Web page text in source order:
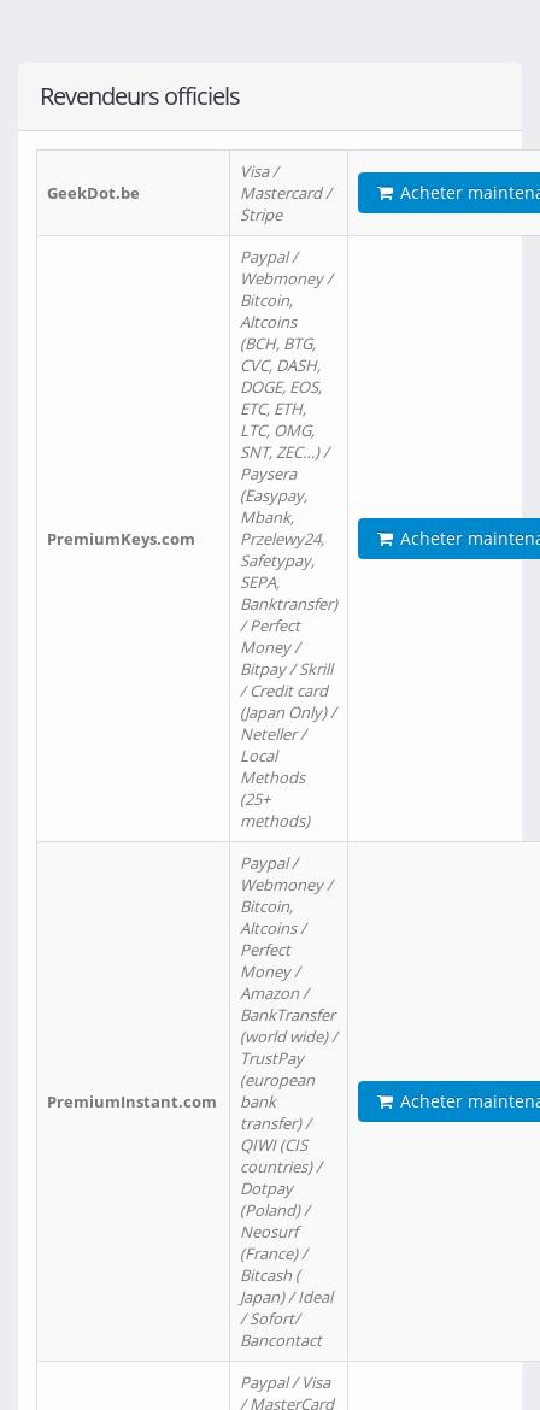
Revendeurs officiels
GeekDot.be
Visa /
Mastercard /
Stripe
Acheter
PremiumKeys.com
Paypal /
Webmoney /
Bitcoin,
Altcoins
(BCH, BTG,
CVC, DASH,
DOGE, EOS,
ETC, ETH,
LTC, OMG,
SNT, ZEC…) /
Paysera
(Easypay,
Mbank,
Przelewy24,
Safetypay,
SEPA,
Banktransfer)
/ Perfect
Money /
Bitpay / Skrill
/ Credit card
(Japan Only) /
Neteller /
Local
Methods
(25+
methods)
Acheter
PremiumInstant.com
Paypal /
Webmoney /
Bitcoin,
Altcoins /
Perfect
Money /
Amazon /
BankTransfer
(world wide) /
TrustPay
(european
bank
transfer) /
QIWI (CIS
countries) /
Dotpay
(Poland) /
Neosurf
(France) /
Bitcash (
Japan) / Ideal
/ Sofort/
Bancontact
Acheter
Paypal / Visa
/ MasterCard